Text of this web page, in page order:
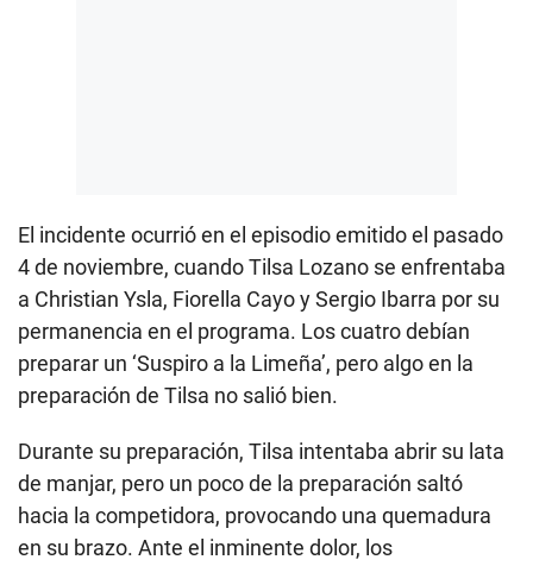
El incidente ocurrió en el episodio emitido el pasado
4 de noviembre, cuando Tilsa Lozano se enfrentaba
a Christian Ysla, Fiorella Cayo y Sergio Ibarra por su
permanencia en el programa. Los cuatro debían
preparar un ‘Suspiro a la Limeña’, pero algo en la
preparación de Tilsa no salió bien.
Durante su preparación, Tilsa intentaba abrir su lata
de manjar, pero un poco de la preparación saltó
hacia la competidora, provocando una quemadura
en su brazo. Ante el inminente dolor, los